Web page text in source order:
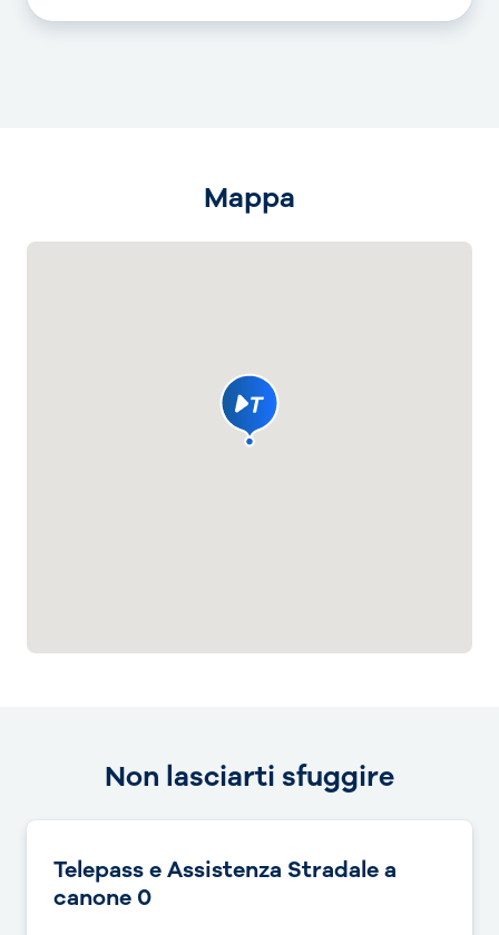
Mappa
Non lasciarti sfuggire
Telepass e Assistenza Stradale a
canone 0